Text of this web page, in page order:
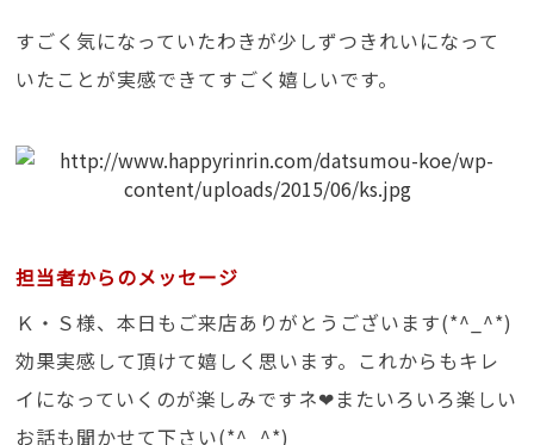
すごく気になっていたわきが少しずつきれいになって
いたことが実感できてすごく嬉しいです。
担当者からのメッセージ
Ｋ・Ｓ様、本日もご来店ありがとうございます(*^_^*)
効果実感して頂けて嬉しく思います。これからもキレ
イになっていくのが楽しみですネ❤またいろいろ楽しい
お話も聞かせて下さい(*^_^*)